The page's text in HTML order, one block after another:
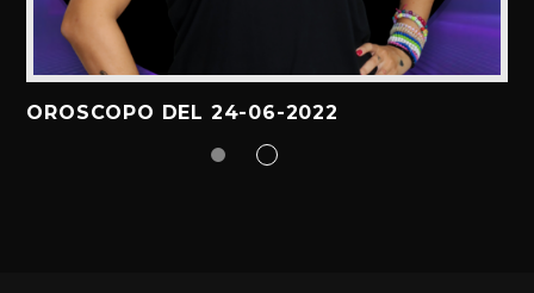
OROSCOPO DEL 24-06-2022